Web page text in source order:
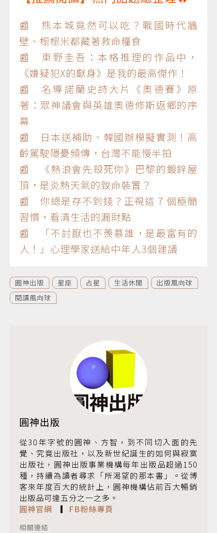
📰 熊本城竟然可以吃？戰國時代牆
壁、榻榻米都藏著救命糧食
📰 東野圭吾：本格推理的作品中，
《嫌疑犯X的獻身》是我的最高傑作！
📰 名導諾蘭史詩大片《奧德賽》原
著：眾神議會與英雄奧德修斯返鄉的序
幕
📰 日本送補助、韓國辦模擬實測！高
齡駕駛隱憂頻傳，台灣不能慢半拍
📰 《熱浪會先殺死你》巴黎的鍍鋅屋
頂，是炎熱天氣的致命裝置？
📰 你總是存不到錢？正視這 7 個極簡
習慣，看清生活的漏財點
📰 「不討厭也不羨慕誰，是最富有的
人！」心理學家送給中年人3個建議
圓神出版 星座 占星 生活休閒
出版風向球
閱讀風向球
圓神出版
從30年字號的圓神、方智，到不同切入面的先
覺、究竟出版社，以及新世紀誕生的如何與寂寞
出版社，圓神出版事業機構每年出版品超過150
種，持續為讀者尋求「所渴望的那本書」。從博
客來年度百大的統計上，圓神機構佔前百大暢銷
出版品可達五分之一之多。
圓神官網 ▎ FB粉絲專頁
相關連結